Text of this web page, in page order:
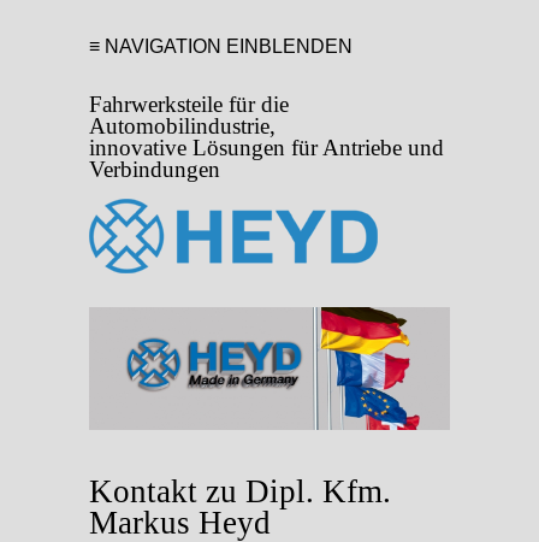
≡ NAVIGATION EINBLENDEN
Fahrwerksteile für die
Automobilindustrie,
innovative Lösungen für Antriebe und
Verbindungen
Kontakt zu Dipl. Kfm.
Markus Heyd